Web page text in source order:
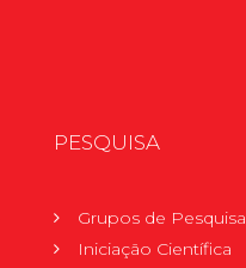
PESQUISA
Grupos de Pesquisa
Iniciação Científica